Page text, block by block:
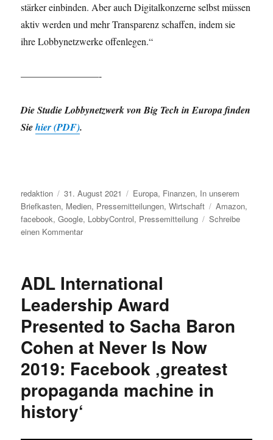
stärker einbinden. Aber auch Digitalkonzerne selbst müssen
aktiv werden und mehr Transparenz schaffen, indem sie
ihre Lobbynetzwerke offenlegen.“
————————-
Die Studie Lobbynetzwerk von Big Tech in Europa finden
Siehier (PDF).
Autor
redaktion
Veröffentlicht
am
31. August 2021 Kategorien
Europa, Finanzen, In unserem
Briefkasten, Medien, Pressemitteilungen,Wirtschaft Schlagwörter
Amazon,
facebook,Google, LobbyControl, Pressemitteilung
Schreibe
einen Kommentarzu
Lobbymacht
Big
Tech
in
Europa:
und
intransparente
Netzwerke
ADL International
Leadership Award
Presented to Sacha Baron
Cohen at Never Is Now
2019: Facebook ‚greatest
propaganda machine in
history‘